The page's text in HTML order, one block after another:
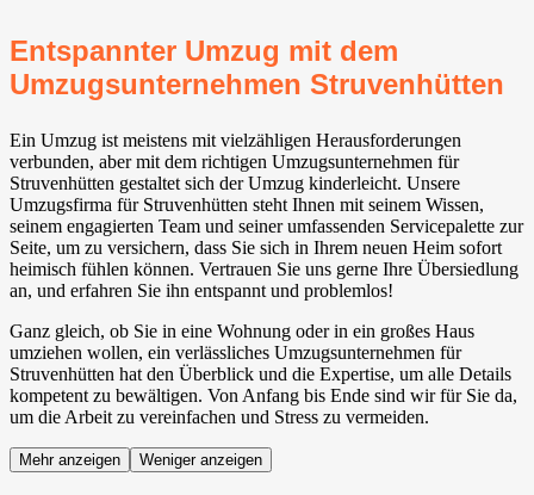
Entspannter Umzug mit dem
Umzugsunternehmen Struvenhütten
Ein Umzug ist meistens mit vielzähligen Herausforderungen
verbunden, aber mit dem richtigen Umzugsunternehmen für
Struvenhütten gestaltet sich der Umzug kinderleicht. Unsere
Umzugsfirma für Struvenhütten steht Ihnen mit seinem Wissen,
seinem engagierten Team und seiner umfassenden Servicepalette zur
Seite, um zu versichern, dass Sie sich in Ihrem neuen Heim sofort
heimisch fühlen können. Vertrauen Sie uns gerne Ihre Übersiedlung
an, und erfahren Sie ihn entspannt und problemlos!
Ganz gleich, ob Sie in eine Wohnung oder in ein großes Haus
umziehen wollen, ein verlässliches Umzugsunternehmen für
Struvenhütten hat den Überblick und die Expertise, um alle Details
kompetent zu bewältigen. Von Anfang bis Ende sind wir für Sie da,
um die Arbeit zu vereinfachen und Stress zu vermeiden.
Mehr anzeigen Weniger anzeigen